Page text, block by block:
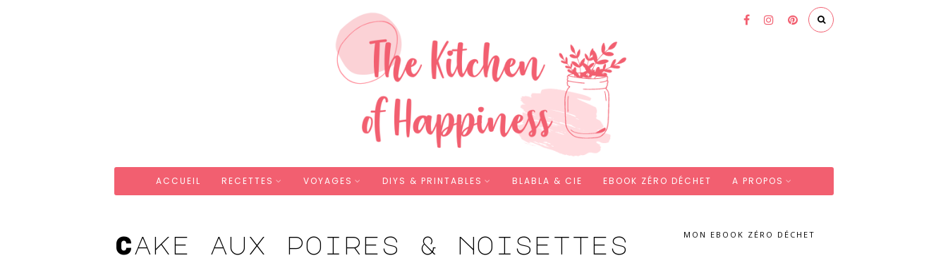
ACCUEIL RECETTES VOYAGES DIYS & PRINTABLES BLABLA & CIE EBOOK ZÉRO DÉCHET A PROPOS
Cake aux poires & noisettes MON EBOOK ZÉRO DÉCHET